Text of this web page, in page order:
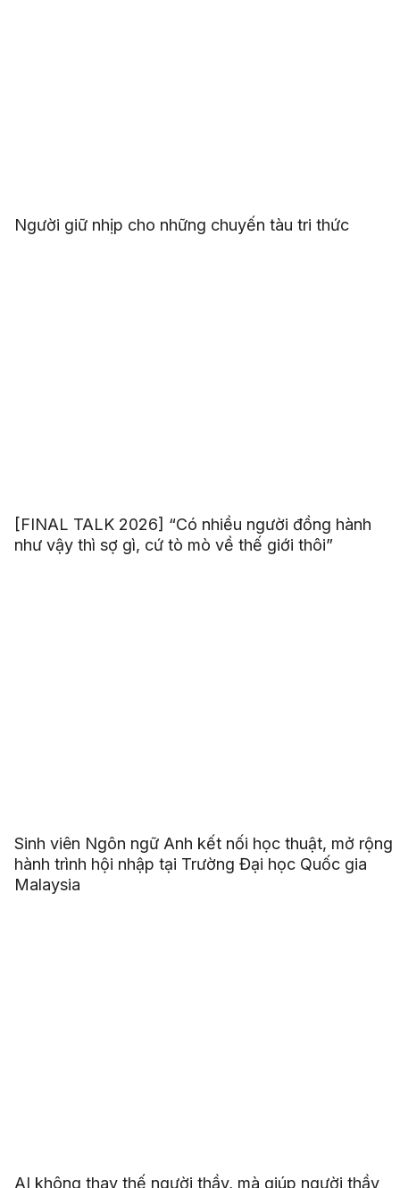
Người giữ nhịp cho những chuyến tàu tri thức
[FINAL TALK 2026] “Có nhiều người đồng hành
như vậy thì sợ gì, cứ tò mò về thế giới thôi”
Sinh viên Ngôn ngữ Anh kết nối học thuật, mở rộng
hành trình hội nhập tại Trường Đại học Quốc gia
Malaysia
AI không thay thế người thầy, mà giúp người thầy